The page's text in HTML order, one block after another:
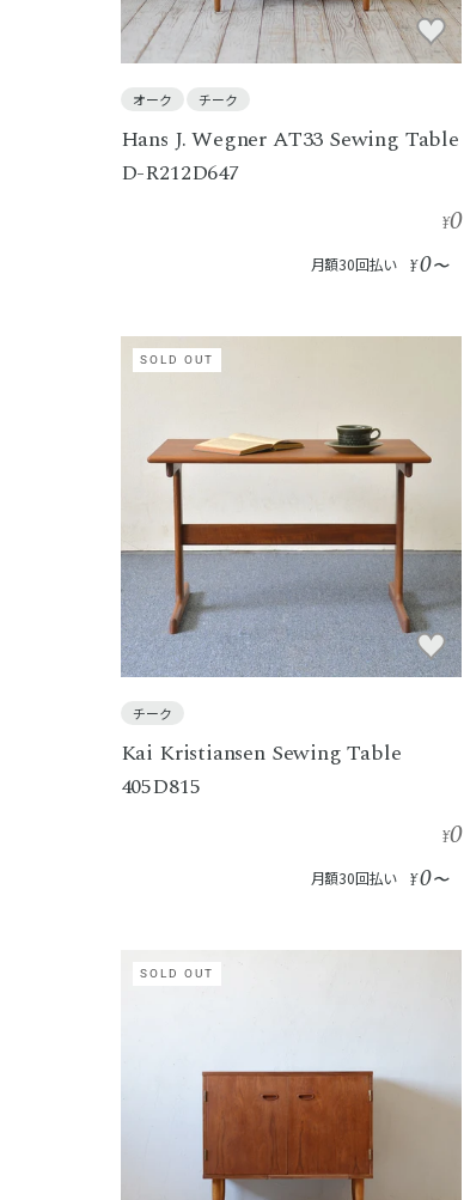
オーク チーク
Hans J. Wegner AT33 Sewing Table
D-R212D647
¥0
月額30回払い ¥0〜
SOLD OUT
チーク
Kai Kristiansen Sewing Table
405D815
¥0
月額30回払い ¥0〜
SOLD OUT